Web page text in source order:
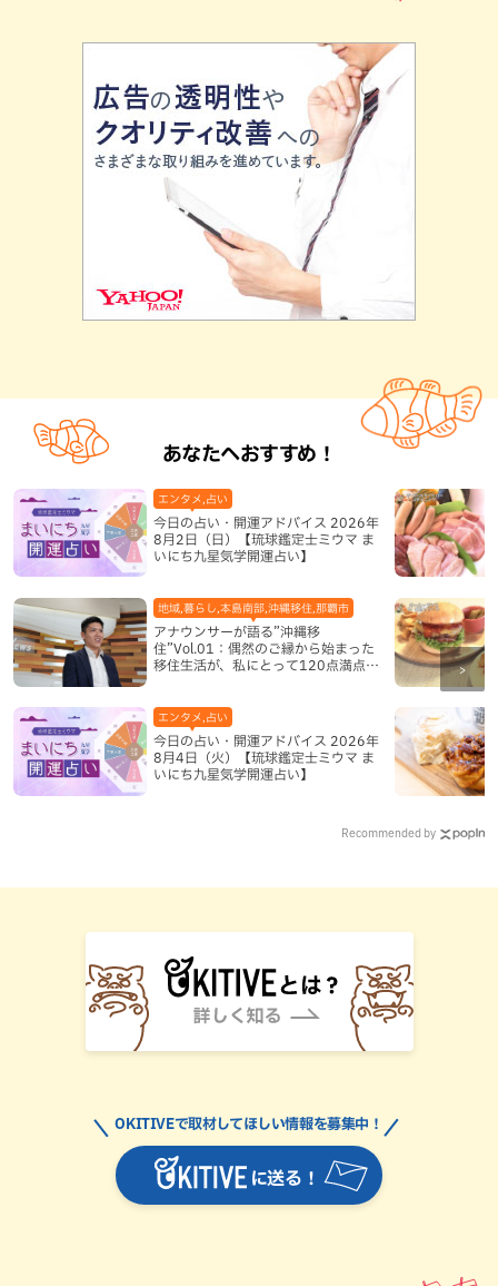
あなたへおすすめ！
今日の占い・開運アドバイス 2026年
8月2日（日）【琉球鑑定士ミウマ ま
いにち九星気学開運占い】
エンタメ,占い
アナウンサーが語る”沖縄移
住”Vol.01：偶然のご縁から始まった
移住生活が、私にとって120点満点に
地域,暮らし,本島南部,沖縄移住,那覇市
今日の占い・開運アドバイス 2026年
8月4日（火）【琉球鑑定士ミウマ ま
いにち九星気学開運占い】
エンタメ,占い
Recommended by
に送る！
OKITIVEで取材してほしい情報を募集中！